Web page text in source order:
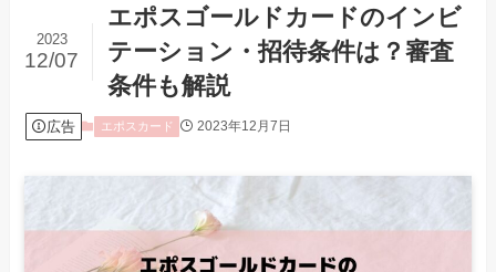
エポスゴールドカードのインビ
テーション・招待条件は？審査
条件も解説
2023
12/07
広告 エポスカード 2023年12月7日